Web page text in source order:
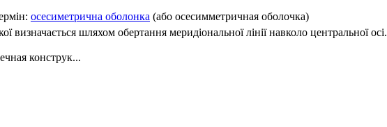
осесиметрична оболонка (або осесимметричная оболочка)
визначається шляхом обертання меридіональної лінії навколо центральної осі.
конструк...